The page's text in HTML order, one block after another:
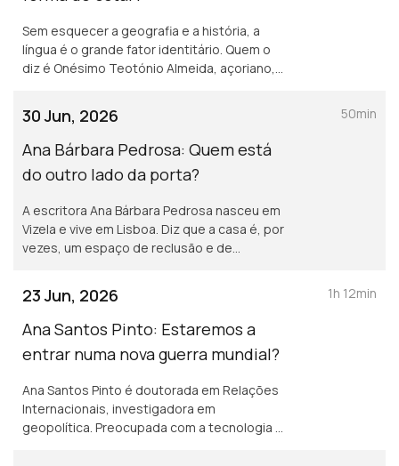
Sem esquecer a geografia e a história, a
língua é o grande fator identitário. Quem o
diz é Onésimo Teotónio Almeida, açoriano,
30 Jun, 2026
Ana Bárbara Pedrosa: Quem está
do outro lado da porta?
A escritora Ana Bárbara Pedrosa nasceu em
Vizela e vive em Lisboa. Diz que a casa é, por
vezes, um espaço de reclusão e de
50min
23 Jun, 2026
Ana Santos Pinto: Estaremos a
entrar numa nova guerra mundial?
Ana Santos Pinto é doutorada em Relações
Internacionais, investigadora em
geopolítica. Preocupada com a tecnologia e
1h 12min